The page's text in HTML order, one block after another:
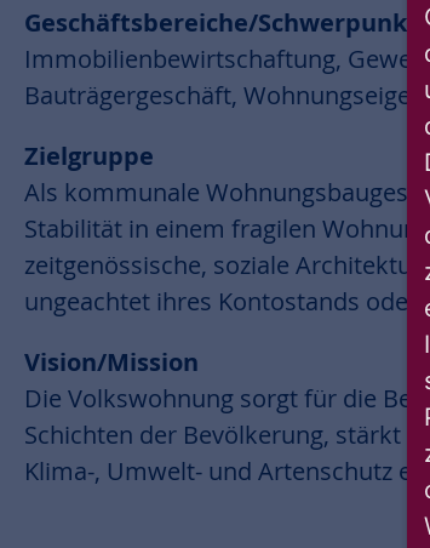
Geschäftsbereiche/
Immobilienbewirtschaftung,
Bauträgergeschäft,
Zielgruppe
Als kommunale
Stabilität in einem fragilen
zeitgenössische, soziale
ungeachtet ihres Kontostands
Vision/Mission
Die Volkswohnung sorgt für die
Schichten der Bevölkerung, stärkt
Klima-, Umwelt- und Artenschutz